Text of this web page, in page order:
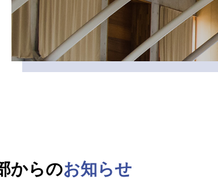
からのお知らせ